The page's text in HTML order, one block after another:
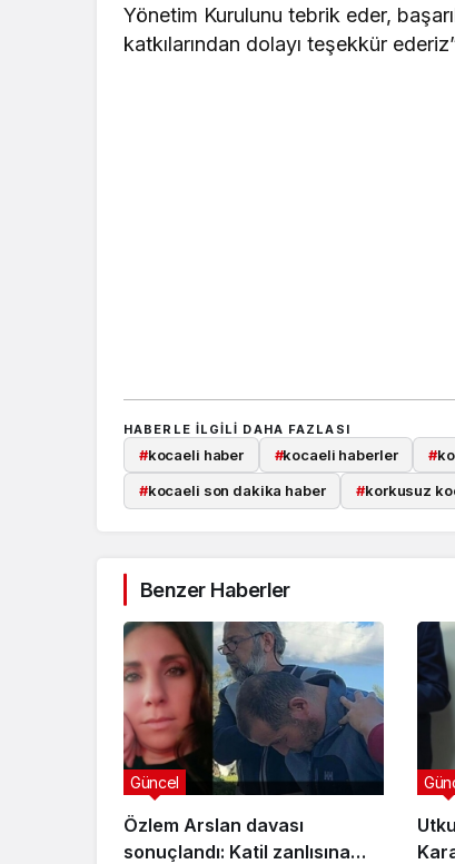
Yönetim Kurulunu tebrik eder,
katkılarından dolayı teşekkür
HABERLE ILGILI DAHA FAZLASI
#kocaeli haber #kocaeli haberler #
#kocaeli son dakika haber #korkusuz
Benzer Haberler
Özlem Arslan davası
sonuçlandı: Katil zanlısına
Güncel